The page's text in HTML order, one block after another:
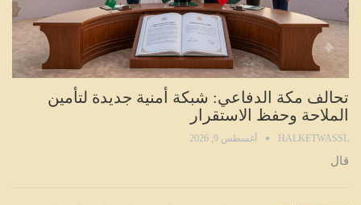
تحالف مكة الدفاعي: شبكة أمنية جديدة لتأمين
الملاحة وحفظ الاستقرار
HALKETWASSL أغسطس 9, 2026
قال